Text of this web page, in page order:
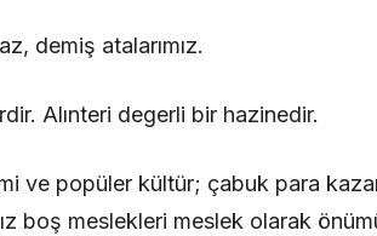
demiş atalarımız.
Alınteri degerli bir hazinedir.
ve popüler kültür; çabuk para
boş meslekleri meslek olarak